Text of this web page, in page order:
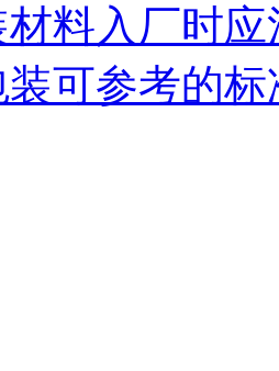
料入厂时
可参考的